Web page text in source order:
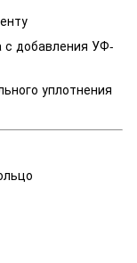
с добавления УФ-
уплотнения